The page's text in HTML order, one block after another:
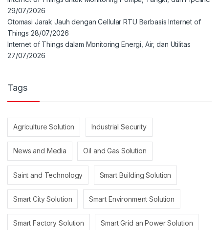
29/07/2026
Otomasi Jarak Jauh dengan Cellular RTU Berbasis Internet of
Things 28/07/2026
Internet of Things dalam Monitoring Energi, Air, dan Utilitas
27/07/2026
Tags
Agriculture Solution Industrial Security
News and Media Oil and Gas Solution
Saint and Technology Smart Building Solution
Smart City Solution Smart Environment Solution
Smart Factory Solution Smart Grid an Power Solution